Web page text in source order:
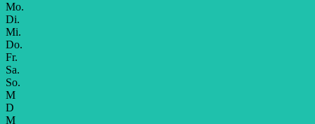
Mo.
Di.
Mi.
Do.
Fr.
Sa.
So.
M
D
M